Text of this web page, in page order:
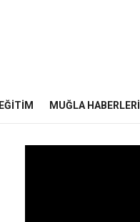
EĞITIM MUĞLA HABERLERI